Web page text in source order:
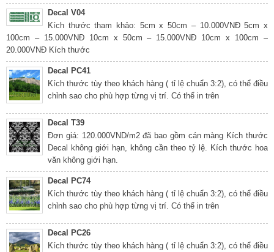
Decal V04
Kích thước tham khảo: 5cm x 50cm – 10.000VNĐ 5cm x
100cm – 15.000VNĐ 10cm x 50cm – 15.000VNĐ 10cm x 100cm –
20.000VNĐ Kích thước
Decal PC41
Kích thước tùy theo khách hàng ( tỉ lệ chuẩn 3:2), có thể điều
chỉnh sao cho phù hợp từng vị trí. Có thể in trên
Decal T39
Đơn giá: 120.000VND/m2 đã bao gồm cán màng Kích thước
Decal không giới hạn, không cần theo tỷ lệ. Kích thước hoa
văn không giới hạn.
Decal PC74
Kích thước tùy theo khách hàng ( tỉ lệ chuẩn 3:2), có thể điều
chỉnh sao cho phù hợp từng vị trí. Có thể in trên
Decal PC26
Kích thước tùy theo khách hàng ( tỉ lệ chuẩn 3:2), có thể điều